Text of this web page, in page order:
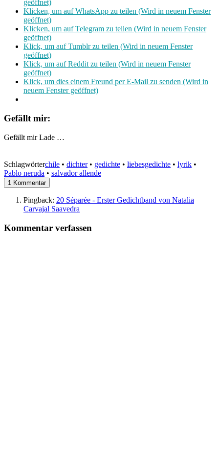
geöffnet)
Klicken, um auf WhatsApp zu teilen (Wird in neuem Fenster
geöffnet)
Klicken, um auf Telegram zu teilen (Wird in neuem Fenster
geöffnet)
Klick, um auf Tumblr zu teilen (Wird in neuem Fenster
geöffnet)
Klick, um auf Reddit zu teilen (Wird in neuem Fenster
geöffnet)
Klick, um dies einem Freund per E-Mail zu senden (Wird in
neuem Fenster geöffnet)
Gefällt mir:
Gefällt mir Lade …
Schlagwörterchile • dichter• gedichte • liebesgedichte • lyrik •
Pablo neruda • salvador allende
1 Kommentar
Pingback: 20 Séparée - Erster Gedichtband von Natalia
Carvajal Saavedra
Kommentar verfassen